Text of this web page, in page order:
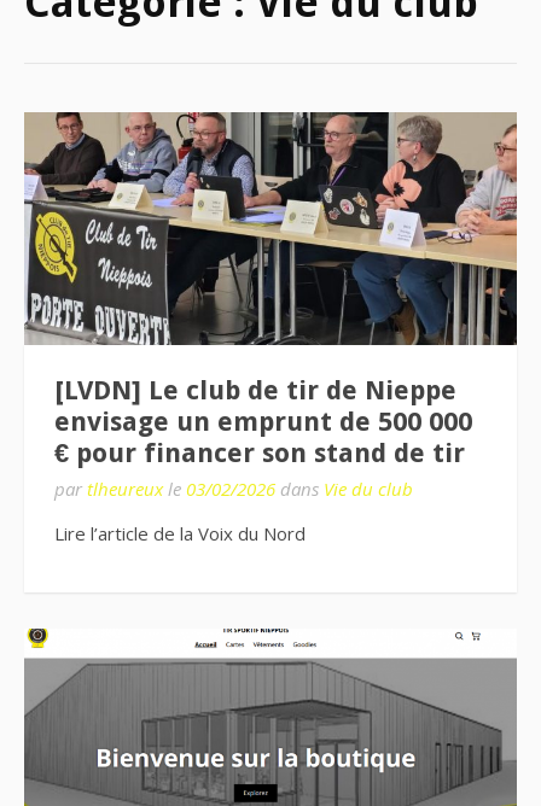
[LVDN] Le club de tir de Nieppe
envisage un emprunt de 500 000
€ pour financer son stand de tir
par tlheureuxle 03/02/2026 dans Vie du club
Lire l’article de la Voix du Nord